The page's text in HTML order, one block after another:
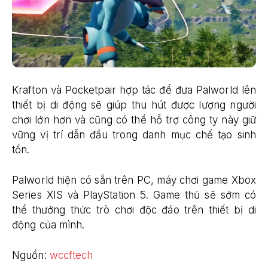
Krafton và Pocketpair hợp tác để đưa Palworld lên
thiết bị di động sẽ giúp thu hút được lượng người
chơi lớn hơn và cũng có thể hỗ trợ công ty này giữ
vững vị trí dẫn đầu trong danh mục chế tạo sinh
tồn.
Palworld hiện có sẵn trên PC, máy chơi game Xbox
Series XIS và PlayStation 5. Game thủ sẽ sớm có
thể thưởng thức trò chơi độc đáo trên thiết bị di
động của mình.
Nguồn: wccftech